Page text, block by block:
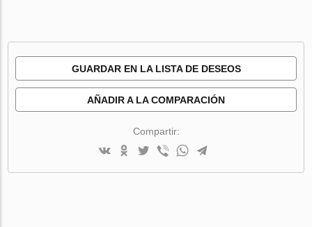
GUARDAR EN LA LISTA DE DESEOS
AÑADIR A LA COMPARACIÓN
Compartir: